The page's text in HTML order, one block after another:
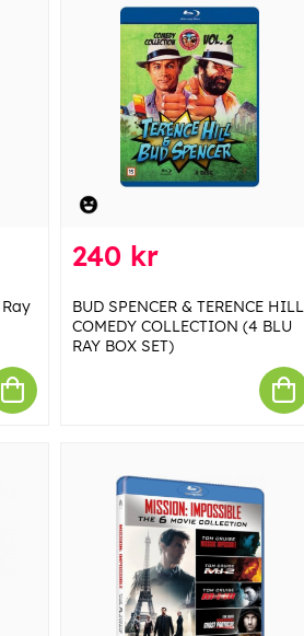
240 kr
BUD SPENCER & TERENCE HILL
COMEDY COLLECTION (4 BLU
RAY BOX SET)